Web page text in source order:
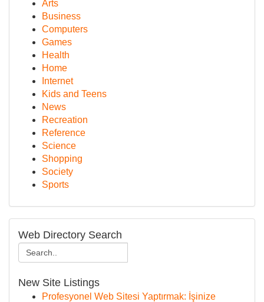
Arts
Business
Computers
Games
Health
Home
Internet
Kids and Teens
News
Recreation
Reference
Science
Shopping
Society
Sports
Web Directory Search
New Site Listings
Profesyonel Web Sitesi Yaptırmak: İşinize